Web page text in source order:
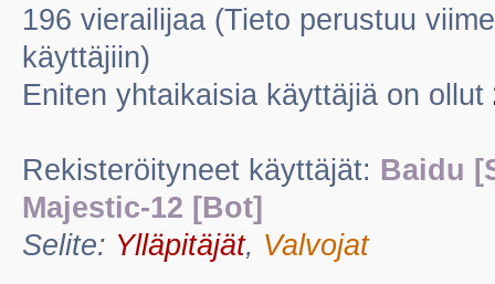
196 vierailijaa (Tieto perustuu
käyttäjiin)
Eniten yhtaikaisia käyttäjiä on ollut
Rekisteröityneet käyttäjät: Baidu
Majestic-12 [Bot]
Selite: Ylläpitäjät, Valvojat